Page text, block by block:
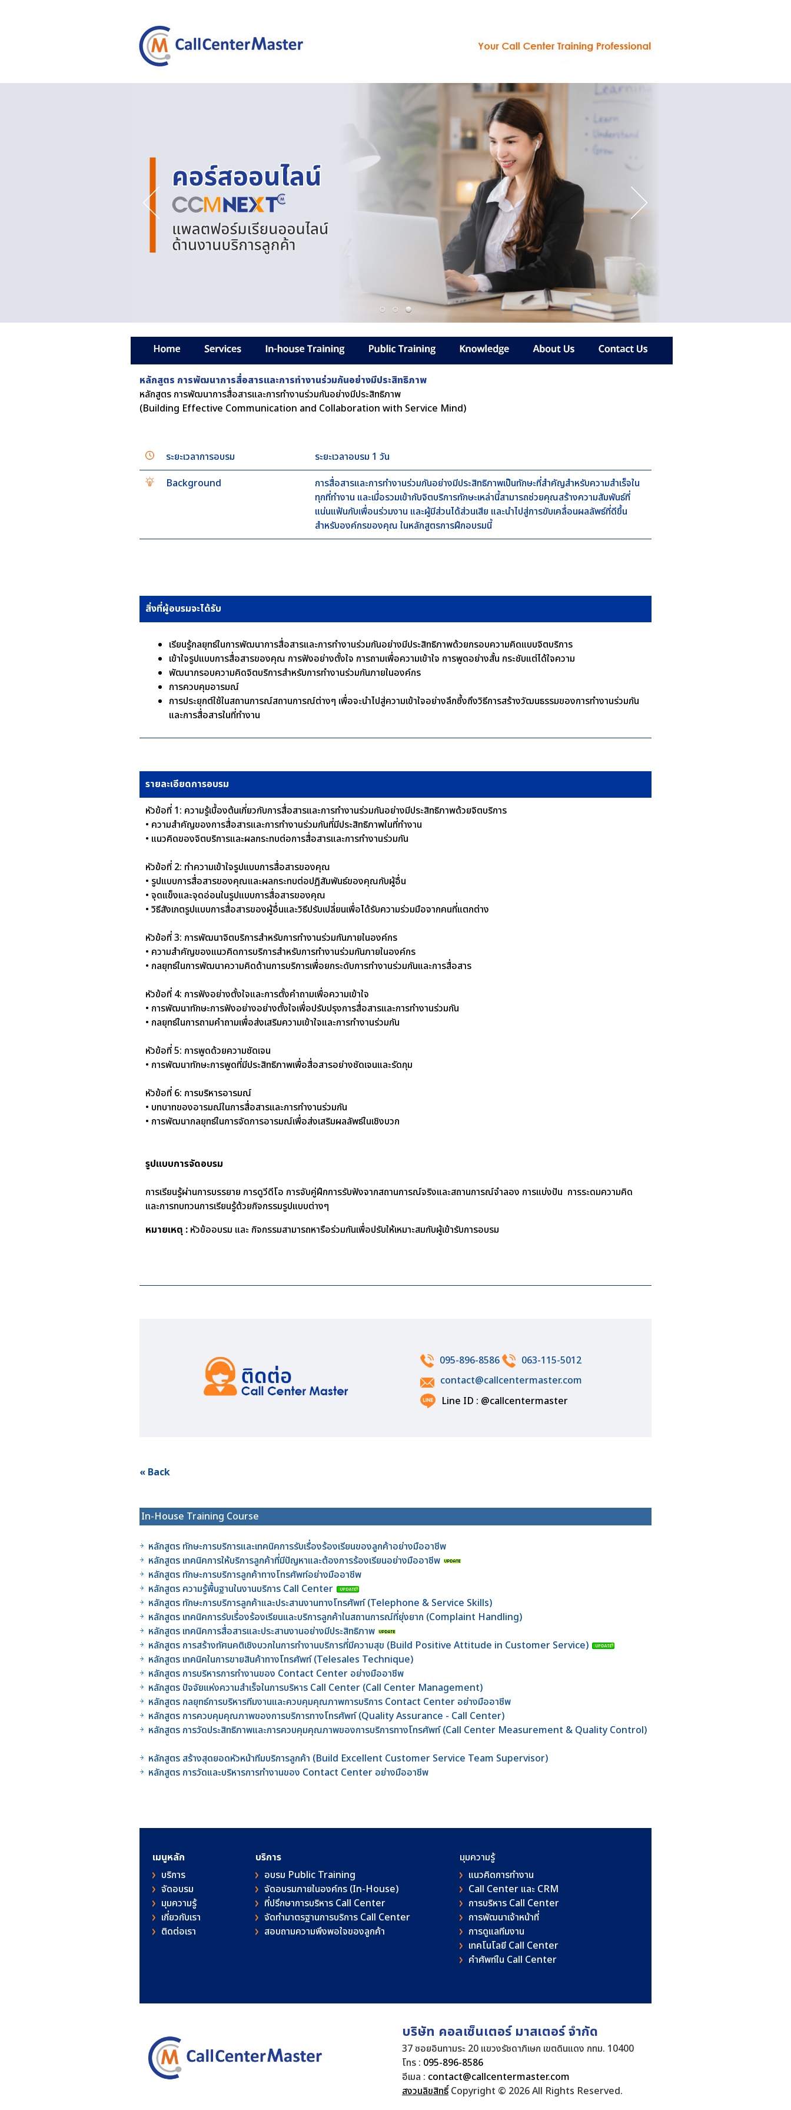
หลักสูตร การพัฒนาการสื่อสารและการทำงานร่วมกันอย่างมีประสิทธิภาพ
หลักสูตร การพัฒนาการสื่อสารและการทำงานร่วมกันอย่างมีประสิทธิภาพ
(Building Effective Communication and Collaboration with Service Mind)
ระยะเวลาการอบรม
ระยะเวลาอบรม 1 วัน
Background
การสื่อสารและการทำงานร่วมกันอย่างมีประสิทธิภาพเป็นทักษะที่สำคัญสำหรับความสำเร็จใน
ทุกที่ทำงาน และเมื่อรวมเข้ากับจิตบริการทักษะเหล่านี้สามารถช่วยคุณสร้างความสัมพันธ์ที่
แน่นแฟ้นกับเพื่อนร่วมงาน และผู้มีส่วนได้ส่วนเสีย และนำไปสู่การขับเคลื่อนผลลัพธ์ที่ดีขึ้น
สำหรับองค์กรของคุณ ในหลักสูตรการฝึกอบรมนี้
สิ่งที่ผู้อบรมจะได้รับ
เรียนรู้กลยุทธ์ในการพัฒนาการสื่อสารและการทำงานร่วมกันอย่างมีประสิทธิภาพด้วยกรอบความคิดแบบจิตบริการ
เข้าใจรูปแบบการสื่อสารของคุณ การฟังอย่างตั้งใจ การถามเพื่อความเข้าใจ การพูดอย่างสั้น กระชับแต่ได้ใจความ
พัฒนากรอบความคิดจิตบริการสำหรับการทำงานร่วมกันภายในองค์กร
การควบคุมอารมณ์
การประยุกต์ใช้ในสถานการณ์สถานการณ์ต่างๆ เพื่อจะนำไปสู่ความเข้าใจอย่างลึกซึ้งถึงวิธีการสร้างวัฒนธรรมของการทำงานร่วมกัน
และการสื่อสารในที่ทำงาน
รายละเอียดการอบรม
หัวข้อที่ 1: ความรู้เบื้องต้นเกี่ยวกับการสื่อสารและการทำงานร่วมกันอย่างมีประสิทธิภาพด้วยจิตบริการ
• ความสำคัญของการสื่อสารและการทำงานร่วมกันที่มีประสิทธิภาพในที่ทำงาน
• แนวคิดของจิตบริการและผลกระทบต่อการสื่อสารและการทำงานร่วมกัน
หัวข้อที่ 2: ทำความเข้าใจรูปแบบการสื่อสารของคุณ
• รูปแบบการสื่อสารของคุณและผลกระทบต่อปฏิสัมพันธ์ของคุณกับผู้อื่น
• จุดแข็งและจุดอ่อนในรูปแบบการสื่อสารของคุณ
• วิธีสังเกตรูปแบบการสื่อสารของผู้อื่นและวิธีปรับเปลี่ยนเพื่อได้รับความร่วมมือจากคนที่แตกต่าง
หัวข้อที่ 3: การพัฒนาจิตบริการสำหรับการทำงานร่วมกันภายในองค์กร
• ความสำคัญของแนวคิดการบริการสำหรับการทำงานร่วมกันภายในองค์กร
• กลยุทธ์ในการพัฒนาความคิดด้านการบริการเพื่อยกระดับการทำงานร่วมกันและการสื่อสาร
หัวข้อที่ 4: การฟังอย่างตั้งใจและการตั้งคำถามเพื่อความเข้าใจ
• การพัฒนาทักษะการฟังอย่างอย่างตั้งใจเพื่อปรับปรุงการสื่อสารและการทำงานร่วมกัน
• กลยุทธ์ในการถามคำถามเพื่อส่งเสริมความเข้าใจและการทำงานร่วมกัน
หัวข้อที่ 5: การพูดด้วยความชัดเจน
• การพัฒนาทักษะการพูดที่มีประสิทธิภาพเพื่อสื่อสารอย่างชัดเจนและรัดกุม
หัวข้อที่ 6: การบริหารอารมณ์
• บทบาทของอารมณ์ในการสื่อสารและการทำงานร่วมกัน
• การพัฒนากลยุทธ์ในการจัดการอารมณ์เพื่อส่งเสริมผลลัพธ์ในเชิงบวก
รูปแบบการจัดอบรม
การเรียนรู้ผ่านการบรรยาย การดูวีดีโอ การจับคู่ฝึกการรับฟังจากสถานการณ์จริงและสถานการณ์จำลอง การแบ่งปัน การระดมความคิด
และการทบทวนการเรียนรู้ด้วยกิจกรรมรูปแบบต่างๆ
หมายเหตุ : หัวข้ออบรม และ กิจกรรมสามารถหารือร่วมกันเพื่อปรับให้เหมาะสมกับผู้เข้ารับการอบรม
095-896-8586
063-115-5012
contact@callcentermaster.com
Line ID : @callcentermaster
« Back
In-House Training Course
หลักสูตร ทักษะการบริการและเทคนิคการรับเรื่องร้องเรียนของลูกค้าอย่างมืออาชีพ
หลักสูตร เทคนิคการให้บริการลูกค้าที่มีปัญหาและต้องการร้องเรียนอย่างมืออาชีพ
หลักสูตร ทักษะการบริการลูกค้าทางโทรศัพท์อย่างมืออาชีพ
หลักสูตร ความรู้พื้นฐานในงานบริการ Call Center
หลักสูตร ทักษะการบริการลูกค้าและประสานงานทางโทรศัพท์ (Telephone & Service Skills)
หลักสูตร เทคนิคการรับเรื่องร้องเรียนและบริการลูกค้าในสถานการณ์ที่ยุ่งยาก (Complaint Handling)
หลักสูตร เทคนิคการสื่อสารและประสานงานอย่างมีประสิทธิภาพ
หลักสูตร การสร้างทัศนคติเชิงบวกในการทำงานบริการที่มีความสุข (Build Positive Attitude in Customer Service)
หลักสูตร เทคนิคในการขายสินค้าทางโทรศัพท์ (Telesales Technique)
หลักสูตร การบริหารการทำงานของ Contact Center อย่างมืออาชีพ
หลักสูตร ปัจจัยแห่งความสำเร็จในการบริหาร Call Center (Call Center Management)
หลักสูตร กลยุทธ์การบริหารทีมงานและควบคุมคุณภาพการบริการ Contact Center อย่างมืออาชีพ
หลักสูตร การควบคุมคุณภาพของการบริการทางโทรศัพท์ (Quality Assurance - Call Center)
หลักสูตร การวัดประสิทธิภาพและการควบคุมคุณภาพของการบริการทางโทรศัพท์ (Call Center Measurement & Quality Control)
หลักสูตร สร้างสุดยอดหัวหน้าทีมบริการลูกค้า (Build Excellent Customer Service Team Supervisor)
หลักสูตร การวัดและบริหารการทำงานของ Contact Center อย่างมืออาชีพ
เมนูหลัก
บริการ
จัดอบรม
มุมความรู้
เกี่ยวกับเรา
ติดต่อเรา
บริการ
อบรม Public Training
จัดอบรมภายในองค์กร (In-House)
ที่ปรึกษาการบริหาร Call Center
จัดทำมาตรฐานการบริการ Call Center
สอบถามความพึงพอใจของลูกค้า
มุมความรู้
แนวคิดการทำงาน
Call Center และ CRM
การบริหาร Call Center
การพัฒนาเจ้าหน้าที่
การดูแลทีมงาน
เทคโนโลยี Call Center
คําศัพท์ใน Call Center
บริษัท คอลเซ็นเตอร์ มาสเตอร์ จำกัด
37 ซอยอินทามระ 20 แขวงรัชดาภิเษก เขตดินแดง กทม. 10400
โทร : 095-896-8586
อีเมล : contact@callcentermaster.com
สงวนลิขสิทธิ์Copyright © 2026 All Rights Reserved.